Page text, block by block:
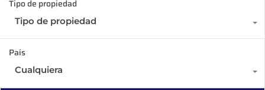
Tipo de propiedad
Tipo de propiedad
País
Cualquiera